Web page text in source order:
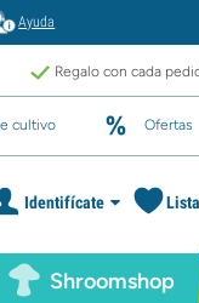
Ayuda
Regalo con cada
cultivo Ofertas
Identifícate
Shroomshop